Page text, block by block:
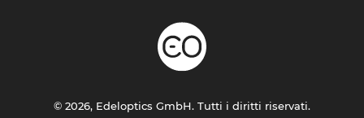
© 2026, Edeloptics GmbH. Tutti i diritti riservati.